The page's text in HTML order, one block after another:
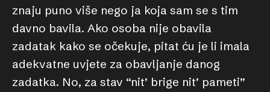
znaju puno više nego ja koja sam se s tim
davno bavila. Ako osoba nije obavila
zadatak kako se očekuje, pitat ću je li imala
adekvatne uvjete za obavljanje danog
zadatka. No, za stav “nit’ brige nit’ pameti”